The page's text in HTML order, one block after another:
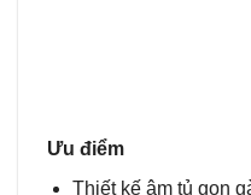
Ưu điểm
Thiết kế âm tủ gọn